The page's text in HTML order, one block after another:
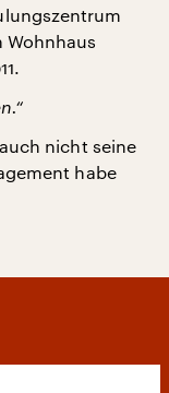
Wohnhaus
nicht seine
habe